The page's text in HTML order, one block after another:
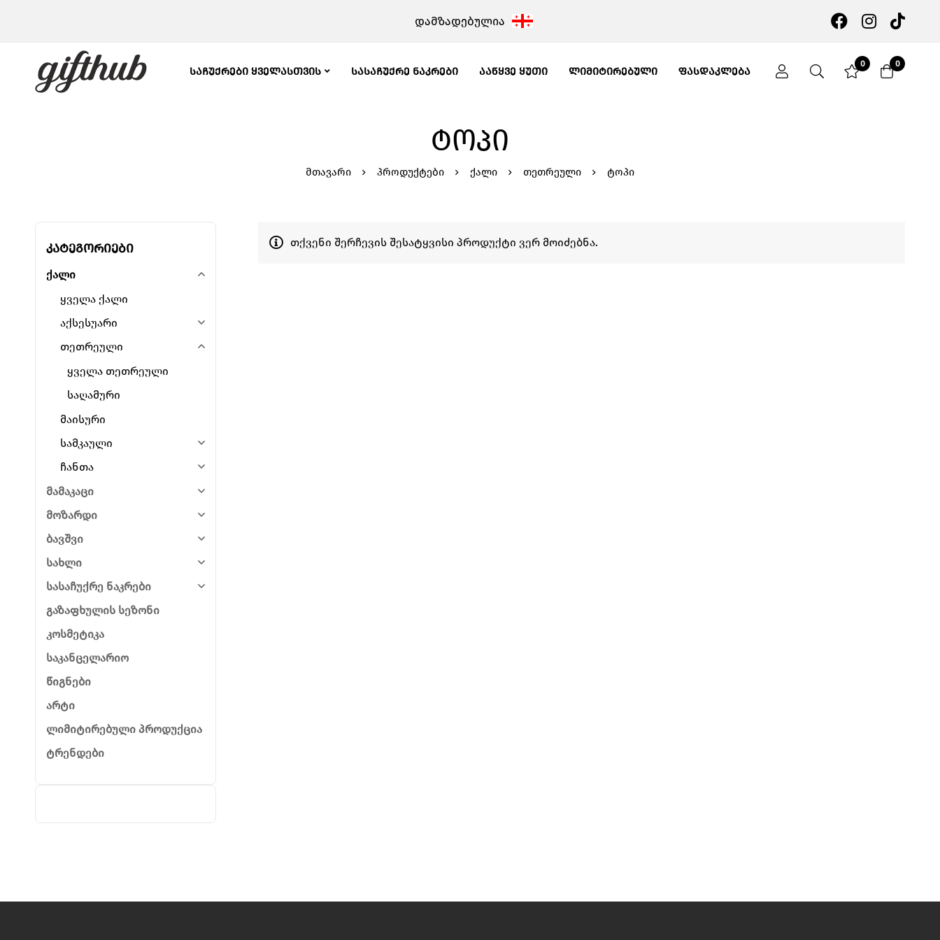
დამზადებულია
ᲡᲐᲩᲣᲥᲠᲔᲑᲘ ᲧᲕᲔᲚᲐᲡᲗᲕᲘᲡ ᲡᲐᲡᲐᲩᲣᲥᲠᲔ ᲜᲐᲙᲠᲔᲑᲘ ᲐᲐᲬᲧᲕᲔ ᲧᲣᲗᲘ ᲚᲘᲛᲘᲢᲘᲠᲔᲑᲣᲚᲘ ᲤᲐᲡᲓᲐᲙᲚᲔᲑᲐ
0 0
ᲢᲝᲞᲘ
მთავარი პროდუქტები ქალი თეთრეული ტოპი
კატეგორიები
ქალი
ყველა ქალი
აქსესუარი
თეთრეული
ყველა თეთრეული
საღამური
მაისური
სამკაული
ჩანთა
მამაკაცი
მოზარდი
ბავშვი
სახლი
სასაჩუქრე ნაკრები
გაზაფხულის სეზონი
კოსმეტიკა
საკანცელარიო
წიგნები
არტი
ლიმიტირებული პროდუქცია
ტრენდები
თქვენი შერჩევის შესატყვისი პროდუქტი ვერ მოიძებნა.